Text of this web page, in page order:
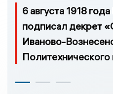
6 августа 1918
подписал декрет
Иваново-
Политехнического